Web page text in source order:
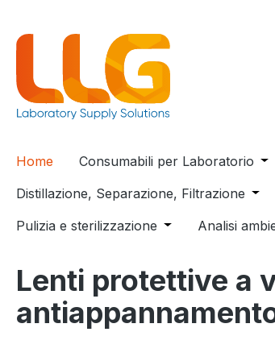
Home Consumabili per Laboratorio
Distillazione, Separazione, Filtrazione
Pulizia e sterilizzazione Open or close
Analisi
Lenti protettive a